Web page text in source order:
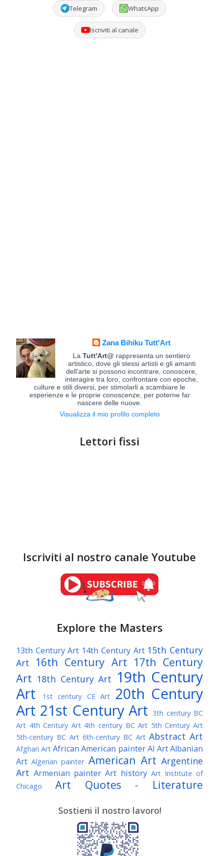
Telegram WhatsApp
Iscriviti al canale
Zana Bihiku Tutt'Art
LaTutt'Art@ rappresenta un sentiero
artistico, dove gli stessi artisti e gli amanti
dell'arte si possono incontrare, conoscere,
interagire tra loro, confrontare con epoche,
culture e stili diversi, per stimolarli a scambiare le
esperienze e le proprie conoscenze, per poterne far
nascere delle nuove.
Visualizza il mio profilo completo
Lettori fissi
Iscriviti al nostro canale Youtube
Explore the Masters
13th Century Art 14th Century Art 15th Century
Art
16th Century Art 17th Century
Art 18th Century Art 19th Century
Art
1st century CE Art
20th Century
Art 21st Century Art 3th century BC
Art 4th Century Art 4th century BC Art 5th Century Art
5th-century BC Art 6th-century BC Art Abstract Art
Afghan Art African American painterAI ArtAlbanian
Art Algerian painter American Art Argentine
Art Armenian painter Art history Art Institute of
Chicago
Art Quotes - Literature
Awarded Artist Baroque Art
Belgian Art Bohemian Art
Brazilian Art British Art
Brooklyn Museum Bulgarian Art
Sostieni il nostro lavoro!